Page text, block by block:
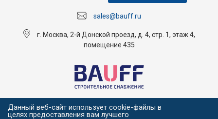
sales@bauff.ru
г. Москва, 2-й Донской проезд, д. 4, стр. 1, этаж 4,
помещение 435
Данный веб-сайт использует cookie-файлы в
целях предоставления вам лучшего